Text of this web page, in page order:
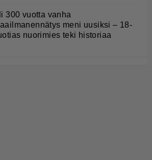
300 vuotta vanha
meni uusiksi – 18-
nuorimies teki historiaa